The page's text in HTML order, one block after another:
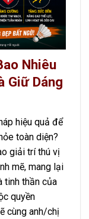
Nhiêu
Giữ Dáng
hiệu quả để
toàn diện?
giải trí thú vị
mẽ, mang lại
tinh thần của
quyền
cùng anh/chị